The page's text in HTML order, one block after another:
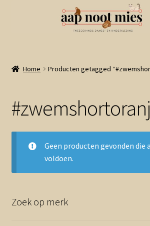
naar
de
Welkom
Mijn account
Winkelmand
Linkjes
Home Producten getagged
Geen producten gevonden die
voldoen.
Zoek op merk